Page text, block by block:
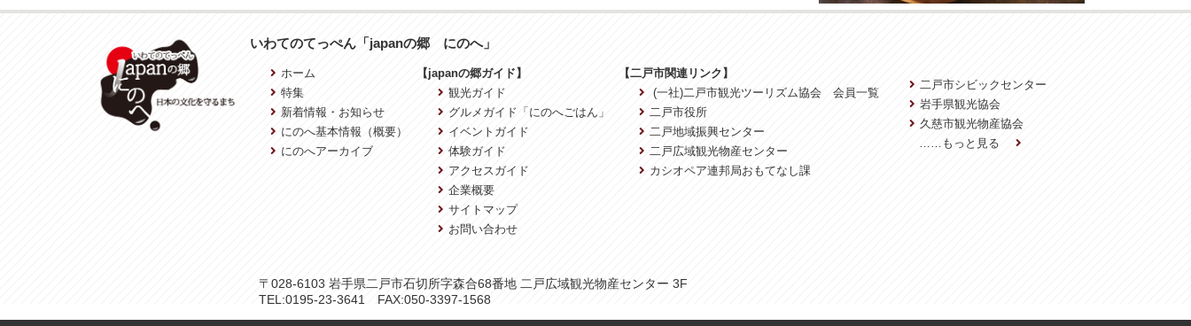
いわてのてっぺん「japanの郷 にのへ」
ホーム
特集
新着情報・お知らせ
にのへ基本情報（概要）
にのへアーカイブ
【japanの郷ガイド】
観光ガイド
グルメガイド「にのへごはん」
イベントガイド
体験ガイド
アクセスガイド
企業概要
サイトマップ
お問い合わせ
【二戸市関連リンク】
(一社)二戸市観光ツーリズム協会 会員一覧
二戸市役所
二戸地域振興センター
二戸広域観光物産センター
カシオペア連邦局おもてなし課
二戸市シビックセンター
岩手県観光協会
久慈市観光物産協会
……もっと見る
〒028-6103 岩手県二戸市石切所字森合68番地 二戸広域観光物産センター 3F
TEL:0195-23-3641 FAX:050-3397-1568